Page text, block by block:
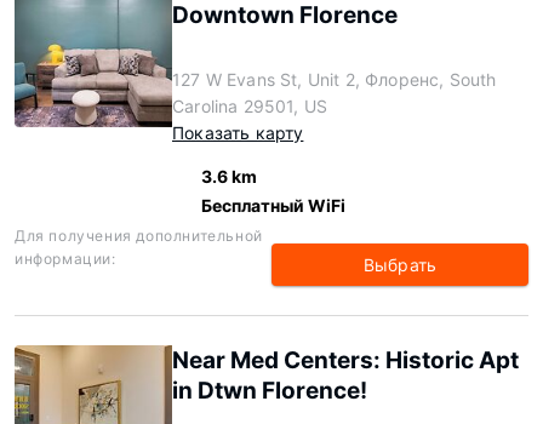
Downtown Florence
127 W Evans St, Unit 2, Флоренс, South
Carolina 29501, US
Показать карту
3.6 km
Бесплатный WiFi
Для получения дополнительной
информации:
Выбрать
Near Med Centers: Historic Apt
in Dtwn Florence!